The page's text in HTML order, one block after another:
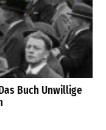
Buch Unwillige